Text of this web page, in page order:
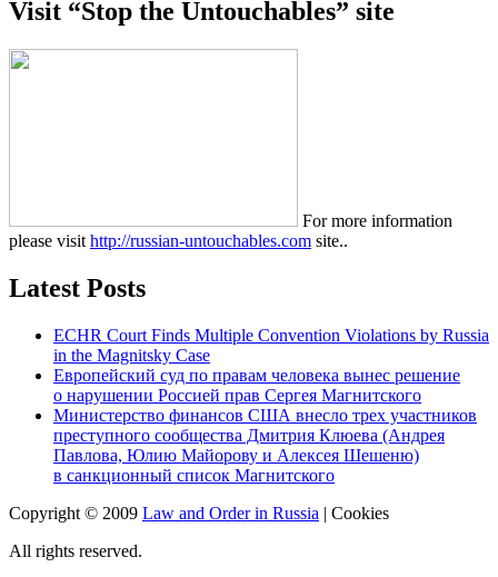
Visit “Stop the Untouchables” site
For more information
please visit http://russian-untouchables.com site..
Latest Posts
ECHR Court Finds Multiple Convention Violations by Russia
in the Magnitsky Case
Европейский суд по правам человека вынес решение
о нарушении Россией прав Сергея Магнитского
Министерство финансов США внесло трех участников
преступного сообщества Дмитрия Клюева (Андрея
Павлова, Юлию Майорову и Алексея Шешеню)
в санкционный список Магнитского
Copyright © 2009 Law and Order in Russia | Cookies
All rights reserved.